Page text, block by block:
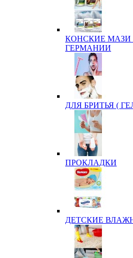
КОНСКИЕ МАЗИ
ГЕРМАНИИ
ДЛЯ БРИТЬЯ (
ПРОКЛАДКИ
ДЕТСКИЕ